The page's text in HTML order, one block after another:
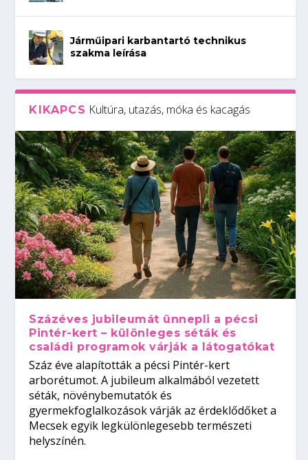
Járműipari karbantartó technikus
szakma leírása
KIKAPCS Kultúra, utazás, móka és kacagás
Százéves jubileumát ünnepli a pécsi
Pintér-kert – különleges séták és
családi programok várják a látogatókat
Száz éve alapították a pécsi Pintér-kert
arborétumot. A jubileum alkalmából vezetett
séták, növénybemutatók és
gyermekfoglalkozások várják az érdeklődőket a
Mecsek egyik legkülönlegesebb természeti
helyszínén.